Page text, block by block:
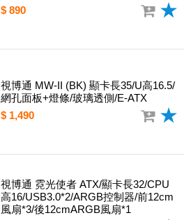
$ 890
視博通 MW-II (BK) 顯卡長35/U高16.5/
網孔面板+燈條/玻璃透側/E-ATX
$ 1,490
視博通 霓光使者 ATX/顯卡長32/CPU
高16/USB3.0*2/ARGB控制器/前12cm
風扇*3/後12cmARGB風扇*1